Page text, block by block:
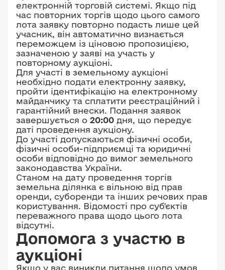
електронній торговій системі. Якщо під
час повторних торгів щодо цього самого
лота заявку повторно подасть лише цей
учасник, він автоматично визнається
переможцем із ціновою пропозицією,
зазначеною у заяві на участь у
повторному аукціоні.
Для участі в земельному аукціоні
необхідно подати електронну заявку,
пройти ідентифікацію на електронному
майданчику та сплатити реєстраційний і
гарантійний внески. Подання заявок
завершується о 20:00 дня, що передує
даті проведення аукціону.
До участі допускаються фізичні особи,
фізичні особи-підприємці та юридичні
особи відповідно до вимог земельного
законодавства України.
Станом на дату проведення торгів
земельна ділянка є вільною від прав
оренди, суборенди та інших речових прав
користування. Відомості про суб'єктів
переважного права щодо цього лота
відсутні.
Допомога з участю в
аукціоні
Якщо у вас виникли питання щодо умов